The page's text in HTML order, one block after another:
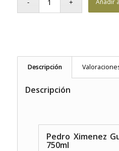
Descripción
Descripción
Pedro Ximenez
750ml